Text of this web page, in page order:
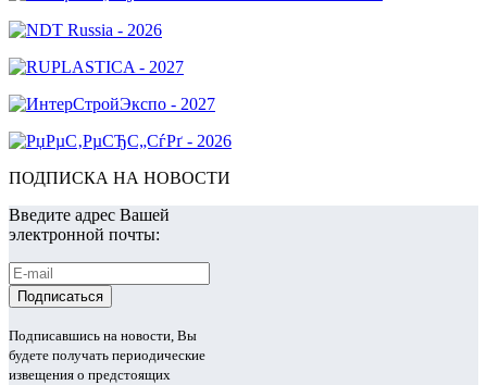
ПОДПИСКА НА НОВОСТИ
Введите адрес Вашей
электронной почты:
Подписавшись на новости, Вы
будете получать периодические
извещения о предстоящих